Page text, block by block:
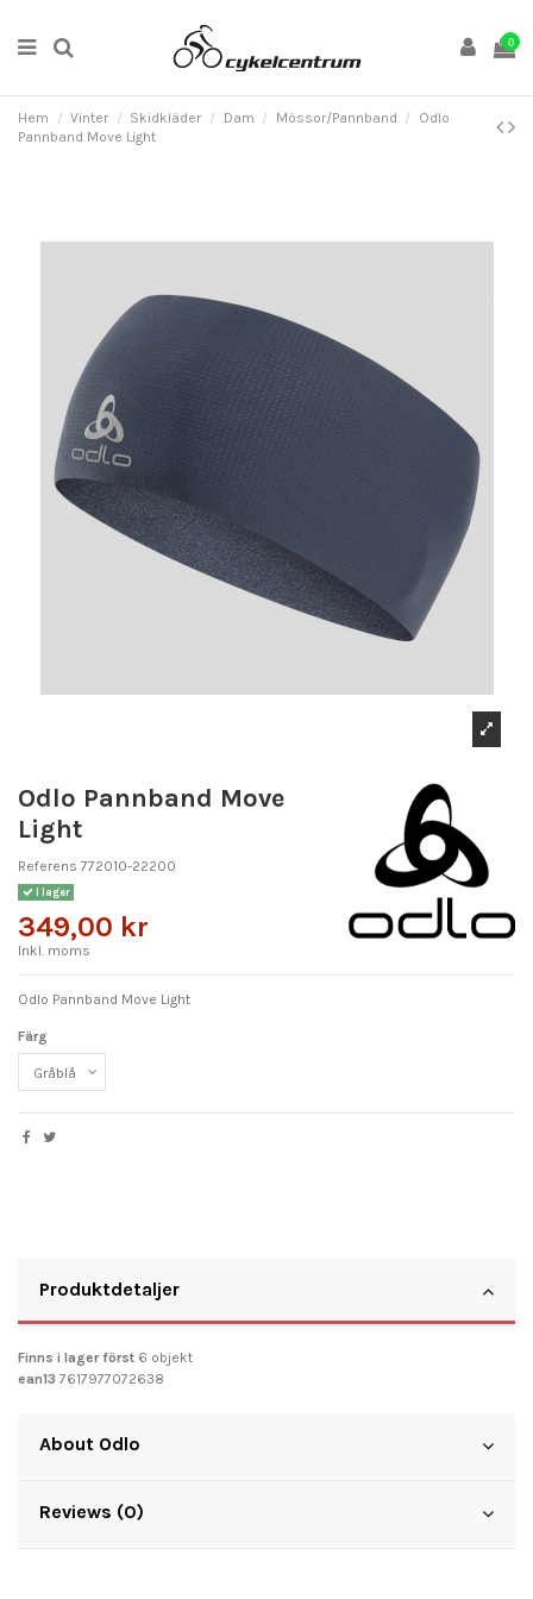
0
Hem Vinter Skidkläder Dam Mössor/Pannband
Odlo
Pannband Move Light
Odlo Pannband Move
Light
Referens 772010-22200
I lager
349,00 kr
Inkl. moms
Odlo Pannband Move Light
Färg
Produktdetaljer
Finns i lager först 6 objekt
ean13 7617977072638
About Odlo
Reviews (0)